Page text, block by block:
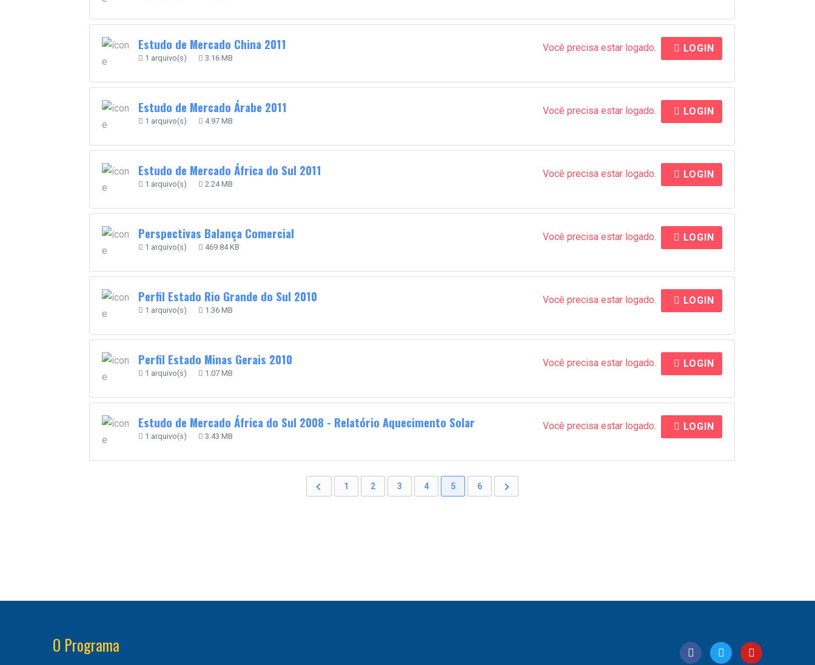
Estudo de Mercado China 2011
1 arquivo(s) 3.16 MB
Você precisa estar logado. LOGIN
Estudo de Mercado Árabe 2011
1 arquivo(s) 4.97 MB
Você precisa estar logado. LOGIN
Estudo de Mercado África do Sul 2011
1 arquivo(s) 2.24 MB
Você precisa estar logado. LOGIN
Perspectivas Balança Comercial
1 arquivo(s) 469.84 KB
Você precisa estar logado. LOGIN
Perfil Estado Rio Grande do Sul 2010
1 arquivo(s) 1.36 MB
Você precisa estar logado. LOGIN
Perfil Estado Minas Gerais 2010
1 arquivo(s) 1.07 MB
Você precisa estar logado. LOGIN
Estudo de Mercado África do Sul 2008 - Relatório Aquecimento Solar
1 arquivo(s) 3.43 MB
Você precisa estar logado. LOGIN
1 2 3 4 5 6
O Programa